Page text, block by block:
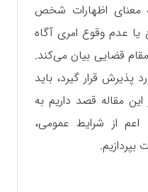
اظهارات شخص
عدم وقوع امری آگاه
قضایی بیان می‌کند.
پذیرش قرار گیرد، باید
مقاله قصد داریم به
از شرایط عمومی،